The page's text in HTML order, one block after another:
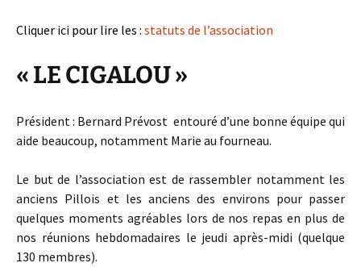
Cliquer ici pour lire les : statuts de l’association
« LE CIGALOU »
Président : Bernard Prévost entouré d’une bonne équipe qui
aide beaucoup, notamment Marie au fourneau.
Le but de l’association est de rassembler notamment les
anciens Pillois et les anciens des environs pour passer
quelques moments agréables lors de nos repas en plus de
nos réunions hebdomadaires le jeudi après-midi (quelque
130 membres).